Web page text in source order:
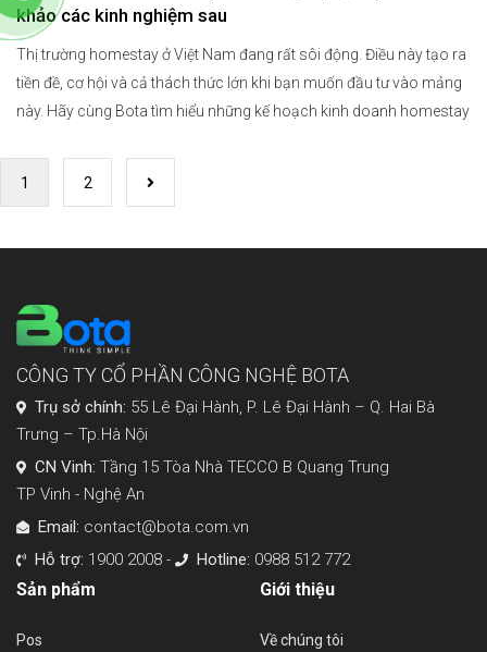
khảo các kinh nghiệm sau
Thị trường homestay ở Việt Nam đang rất sôi động. Điều này tạo ra
tiền đề, cơ hội và cả thách thức lớn khi bạn muốn đầu tư vào mảng
này. Hãy cùng Bota tìm hiểu những kế hoạch kinh doanh homestay
1
2 Trang
CÔNG TY CỔ PHẦN CÔNG NGHỆ BOTA
Trụ sở chính: 55 Lê Đại Hành, P. Lê Đại Hành – Q. Hai Bà
Trưng – Tp.Hà Nội
CN Vinh: Tầng 15 Tòa Nhà TECCO B Quang Trung
TP Vinh - Nghệ An
Email: contact@bota.com.vn
Hỗ trợ: 1900 2008 - Hotline: 0988 512 772
Sản phẩm
Pos
Giới thiệu
Về chúng tôi